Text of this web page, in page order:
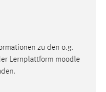
zu den o.g.
Lernplattform moodle